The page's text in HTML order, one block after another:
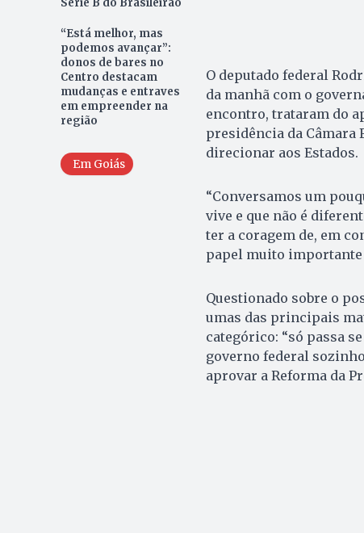
“Está melhor, mas
podemos avançar”:
donos de bares no
Centro destacam
mudanças e entraves
em empreender na
região
Em Goiás
O deputado federal
da manhã com o
encontro, trataram do
presidência da Câmara
direcionar aos Estados.
“Conversamos um
vive e que não é
ter a coragem de, em
papel muito importante
Questionado sobre o
umas das principais
categórico: “só passa
governo federal
aprovar a Reforma da